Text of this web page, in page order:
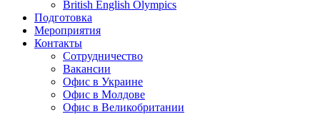
British English Olympics
Подготовка
Мероприятия
Контакты
Сотрудничество
Вакансии
Офис в Украине
Офис в Молдове
Офис в Великобритании